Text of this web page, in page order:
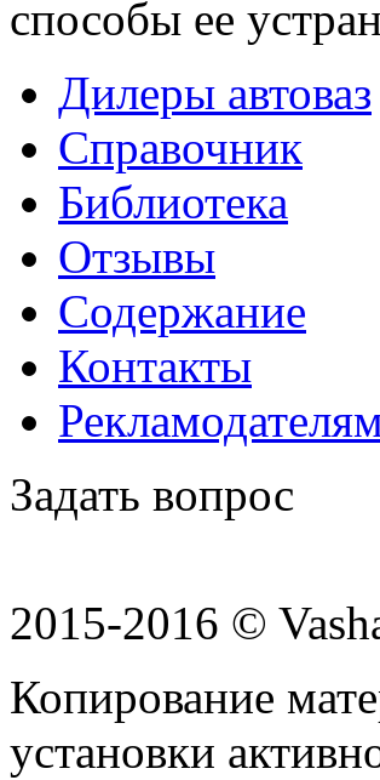
способы ее
Дилеры автоваз
Справочник
Библиотека
Отзывы
Содержание
Контакты
Задать вопрос
2015-2016 ©
Копирование
установки